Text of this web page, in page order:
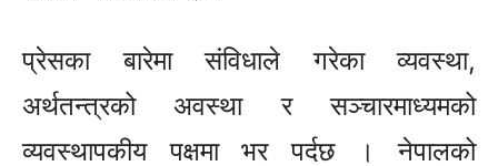
प्रेसका बारेमा संविधाले गरेका व्यवस्था,
अर्थतन्त्रको अवस्था र सञ्चारमाध्यमको
व्यवस्थापकीय पक्षमा भर पर्दछ । नेपालको